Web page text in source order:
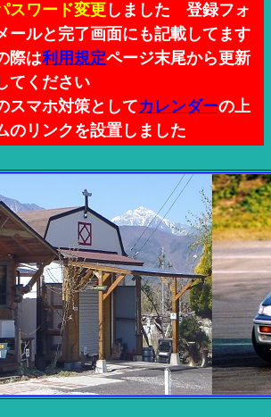
スワード変更 しました 登録フォ
ールと完了画面にも記載してます
際は利用規定ページ末尾から更新
てください
スマホ対策としてカレンダーの上
のリンクを設置しました